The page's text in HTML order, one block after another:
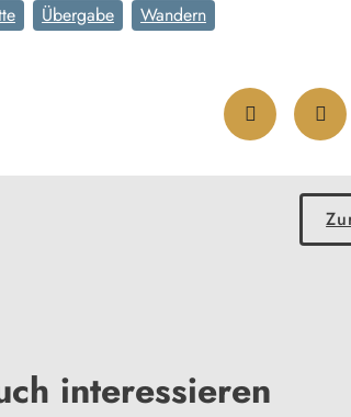
Übergabe Wandern
interessieren